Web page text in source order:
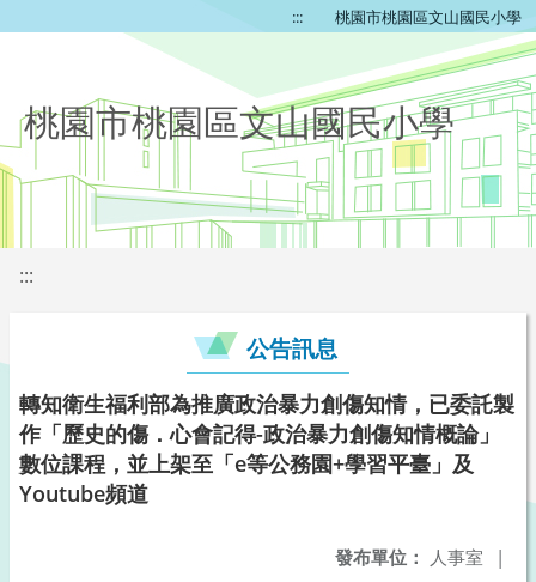
::: 桃園市桃園區文山國民小學
桃園市桃園區文山國民小學
:::
公告訊息
轉知衛生福利部為推廣政治暴力創傷知情，已委託製
作「歷史的傷．心會記得-政治暴力創傷知情概論」
數位課程，並上架至「e等公務園+學習平臺」及
Youtube頻道
發布單位： 人事室 |